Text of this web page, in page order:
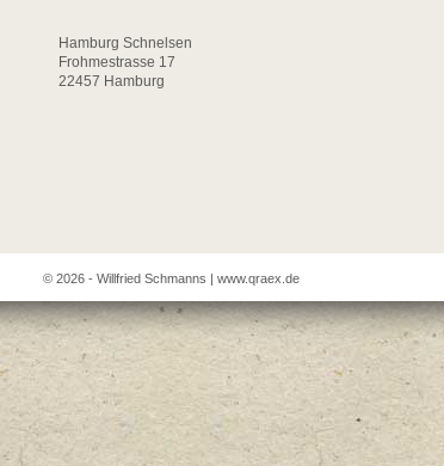
Hamburg Schnelsen
Frohmestrasse 17
22457 Hamburg
© 2026 - Willfried Schmanns | www.qraex.de